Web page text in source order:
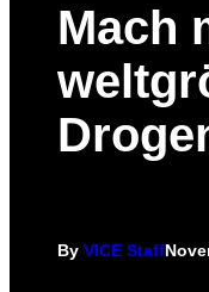
Mach
By VICE Staff